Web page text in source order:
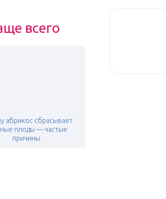
всего
абрикос сбрасывает
плоды — частые
причины